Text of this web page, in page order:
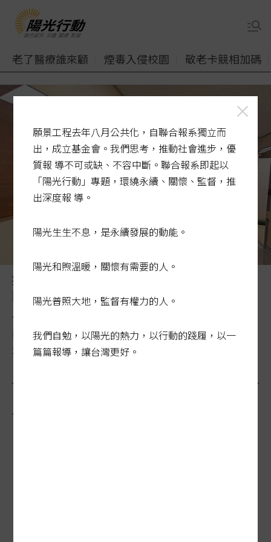
老了醫療誰來顧 煙毒入侵校園 敬老卡競相加碼
癌友奔波找健保床 病人為符商保資格被迫轉
院
健保署近期要求各醫院，不得讓使用標靶藥物等口服癌症
新藥病人使用健保病房，癌友無法符合商業保單「要住院
才能理賠」要求，被迫......
願景工程去年八月公共化，自聯合報系獨立而
出，成立基金會。我們思考，推動社會進步，優
質報 導不可或缺、不容中斷。聯合報系即起以
「陽光行動」專題，環繞永續、關懷、監督，推
出深度報 導。
陽光生生不息，是永續發展的動能。
陽光和煦溫暖，關懷有需要的人。
陽光普照大地，監督有權力的人。
我們自勉，以陽光的熱力，以行動的踐履，以一
篇篇報導，讓台灣更好。